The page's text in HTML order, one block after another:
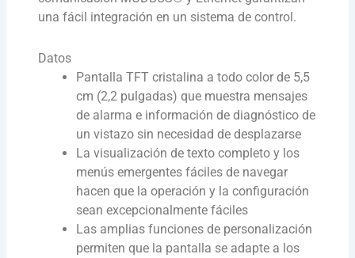
una fácil integración en un sistema de control.
Datos
Pantalla TFT cristalina a todo color de 5,5
cm (2,2 pulgadas) que muestra mensajes
de alarma e información de diagnóstico de
un vistazo sin necesidad de desplazarse
La visualización de texto completo y los
menús emergentes fáciles de navegar
hacen que la operación y la configuración
sean excepcionalmente fáciles
Las amplias funciones de personalización
permiten que la pantalla se adapte a los